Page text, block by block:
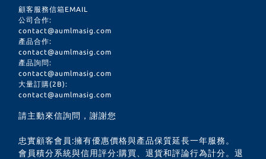
material uses
solid thermal
conductive
adhesive which
can be reused
and works well
with mobile
phone radiators.
顧客服務信箱EMAIL
公司合作:
contact@aumlmasig.com
產品合作:
contact@aumlmasig.com
產品詢問:
contact@aumlmasig.com
大量訂購(2B):
contact@aumlmasig.com
請主動來信詢問，謝謝您
忠實顧客會員:擁有優惠價格與產品保質延長一年服務。
會員積分系統與信用評分:購買、退貨和評論行為計分。退